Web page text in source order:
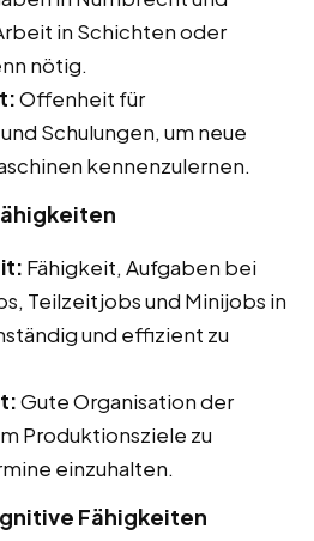
in Schichten oder
nötig.
Offenheit für
Schulungen, um neue
kennenzulernen.
Fähigkeit, Aufgaben bei
Teilzeitjobs und Minijobs in
und effizient zu
Gute Organisation der
Produktionsziele zu
einzuhalten.
Fähigkeiten